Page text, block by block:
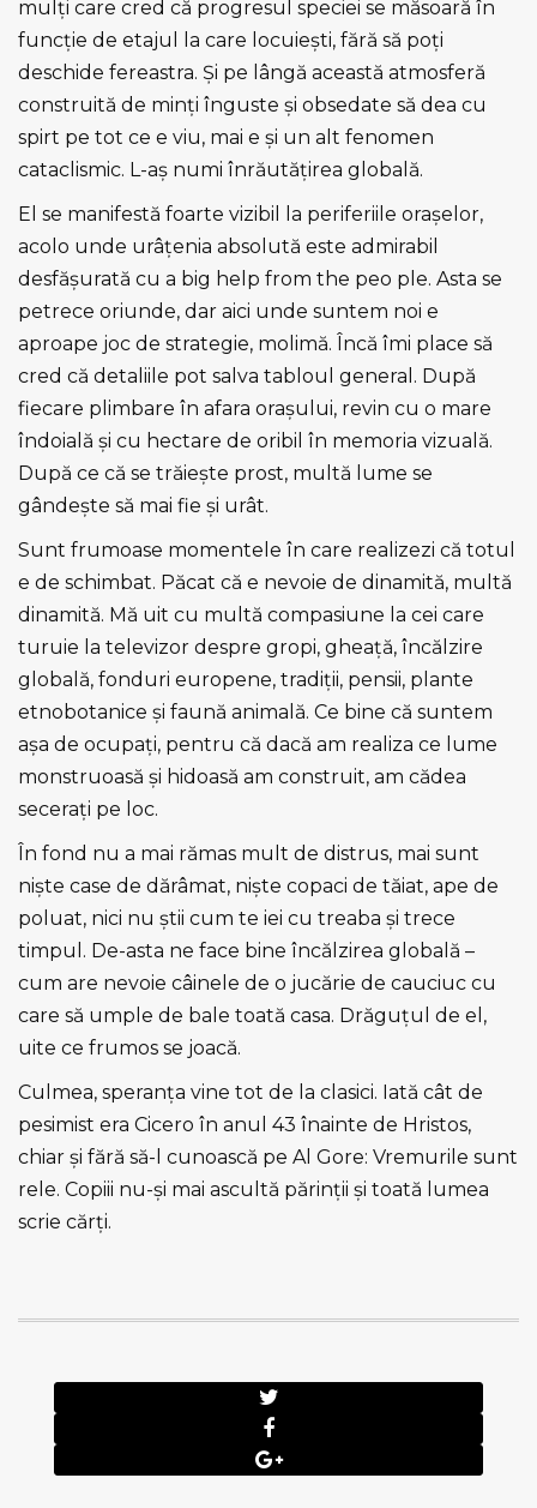
mulţi care cred că progresul speciei se măsoară în
funcţie de etajul la care locuieşti, fără să poţi
deschide fereastra. Şi pe lângă această atmosferă
construită de minţi înguste şi obsedate să dea cu
spirt pe tot ce e viu, mai e şi un alt fenomen
cataclismic. L-aş numi înrăutăţirea globală.
El se manifestă foarte vizibil la periferiile oraşelor,
acolo unde urâţenia absolută este admirabil
desfăşurată cu a big help from the peo ple. Asta se
petrece oriunde, dar aici unde suntem noi e
aproape joc de strategie, molimă. Încă îmi place să
cred că detaliile pot salva tabloul general. După
fiecare plimbare în afara oraşului, revin cu o mare
îndoială şi cu hectare de oribil în memoria vizuală.
După ce că se trăieşte prost, multă lume se
gândeşte să mai fie şi urât.
Sunt frumoase momentele în care realizezi că totul
e de schimbat. Păcat că e nevoie de dinamită, multă
dinamită. Mă uit cu multă compasiune la cei care
turuie la televizor despre gropi, gheaţă, încălzire
globală, fonduri europene, tradiţii, pensii, plante
etnobotanice şi faună animală. Ce bine că suntem
aşa de ocupaţi, pentru că dacă am realiza ce lume
monstruoasă şi hidoasă am construit, am cădea
seceraţi pe loc.
În fond nu a mai rămas mult de distrus, mai sunt
nişte case de dărâmat, nişte copaci de tăiat, ape de
poluat, nici nu ştii cum te iei cu treaba şi trece
timpul. De-asta ne face bine încălzirea globală –
cum are nevoie câinele de o jucărie de cauciuc cu
care să umple de bale toată casa. Drăguţul de el,
uite ce frumos se joacă.
Culmea, speranţa vine tot de la clasici. Iată cât de
pesimist era Cicero în anul 43 înainte de Hristos,
chiar şi fără să-l cunoască pe Al Gore: Vremurile sunt
rele. Copiii nu-şi mai ascultă părinţii şi toată lumea
scrie cărţi.